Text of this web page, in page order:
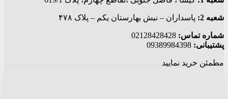
شعبه 2: پاسداران – نبش بهارستان یکم – پلاک ۴۷۸
شماره تماس:
پشتیبانی:
مطمئن خرید نمایید